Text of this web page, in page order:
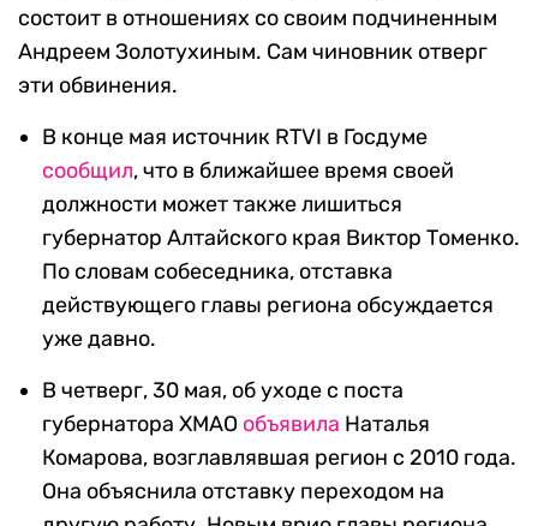
состоит в отношениях со своим подчиненным
Андреем Золотухиным. Сам чиновник отверг
эти обвинения.
В конце мая источник RTVI в Госдуме
сообщил, что в ближайшее время своей
должности может также лишиться
губернатор Алтайского края Виктор Томенко.
По словам собеседника, отставка
действующего главы региона обсуждается
уже давно.
В четверг, 30 мая, об уходе с поста
губернатора ХМАО объявила Наталья
Комарова, возглавлявшая регион с 2010 года.
Она объяснила отставку переходом на